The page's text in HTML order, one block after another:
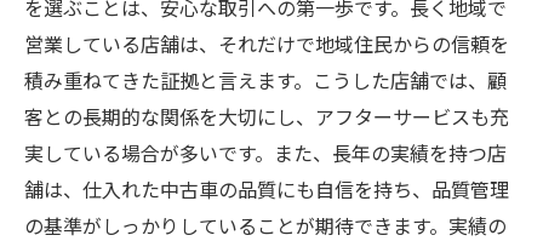
を選ぶことは、安心な取引への第一歩です。長く地域で
営業している店舗は、それだけで地域住民からの信頼を
積み重ねてきた証拠と言えます。こうした店舗では、顧
客との長期的な関係を大切にし、アフターサービスも充
実している場合が多いです。また、長年の実績を持つ店
舗は、仕入れた中古車の品質にも自信を持ち、品質管理
の基準がしっかりしていることが期待できます。実績の